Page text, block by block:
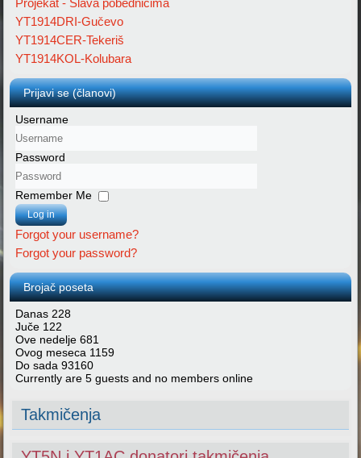
Projekat - Slava pobednicima
YT1914DRI-Gučevo
YT1914CER-Tekeriš
YT1914KOL-Kolubara
Prijavi se (članovi)
Username
Password
Remember Me
Log in
Forgot your username?
Forgot your password?
Brojač poseta
Danas 228
Juče 122
Ove nedelje681
Ovog meseca 1159
Do sada93160
Currently are 5 guests and no members online
Takmičenja